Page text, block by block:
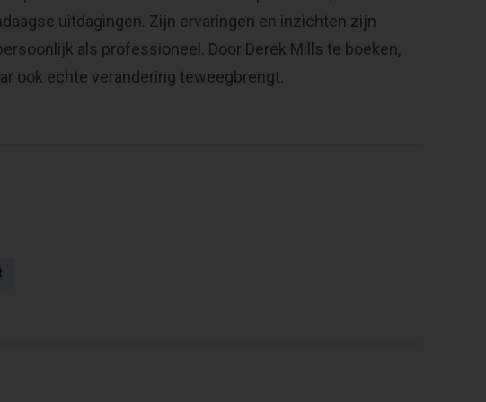
uitdagingen. Zijn ervaringen en inzichten zijn
als professioneel. Door Derek Mills te boeken,
ook echte verandering teweegbrengt.